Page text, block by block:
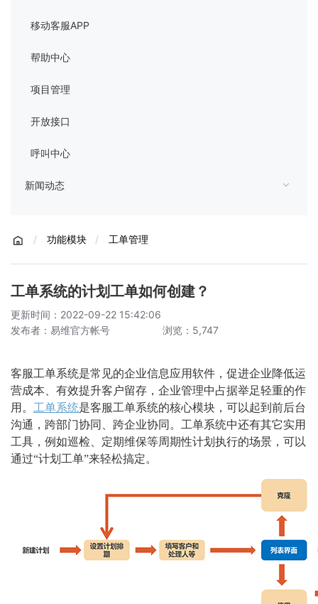
移动客服APP
帮助中心
项目管理
开放接口
呼叫中心
新闻动态
/ 功能模块 / 工单管理
工单系统的计划工单如何创建？
更新时间：2022-09-22 15:42:06
发布者：易维官方帐号
浏览：5,747
客服工单系统是常见的企业信息应用软件，促进企业降低运
营成本、有效提升客户留存，企业管理中占据举足轻重的作
用。 工单系统是客服工单系统的核心模块，可以起到前后台
沟通，跨部门协同、跨企业协同。工单系统中还有其它实用
工具，例如巡检、定期维保等周期性计划执行的场景，可以
通过“计划工单”来轻松搞定。